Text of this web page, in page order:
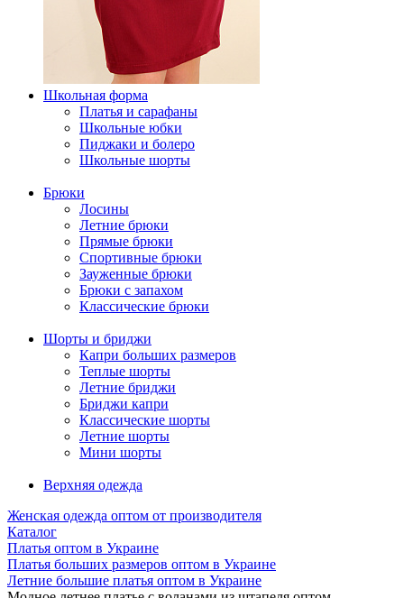
Школьная форма
Платья и сарафаны
Школьные юбки
Пиджаки и болеро
Школьные шорты
Брюки
Лосины
Летние брюки
Прямые брюки
Спортивные брюки
Зауженные брюки
Брюки с запахом
Классические брюки
Шорты и бриджи
Капри больших размеров
Теплые шорты
Летние бриджи
Бриджи капри
Классические шорты
Летние шорты
Мини шорты
Верхняя одежда
Женская одежда оптом от производителя
Каталог
Платья оптом в Украине
Платья больших размеров оптом в Украине
Летние большие платья оптом в Украине